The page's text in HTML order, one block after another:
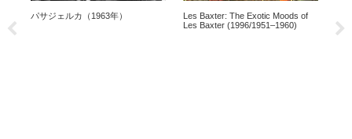
パサジェルカ（1963年）
Les Baxter: The Exotic Moods of
Les Baxter (1996/1951–1960)